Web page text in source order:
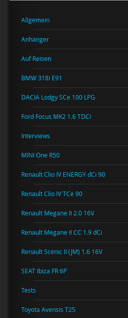
Allgemein
Anhänger
Auf Reisen
BMW 318i E91
DACIA Lodgy SCe 100 LPG
Ford Focus MK2 1.6 TDCi
Interviews
MINI One R50
Renault Clio IV ENERGY dCi 90
Renault Clio IV TCe 90
Renault Megane II 2.0 16V
Renault Megane II CC 1.9 dCi
Renault Scenic II (JM) 1.6 16V
SEAT Ibiza FR 6P
Tests
Toyota Avensis T25